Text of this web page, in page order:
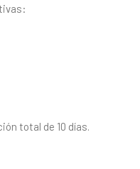
total de 10 días.